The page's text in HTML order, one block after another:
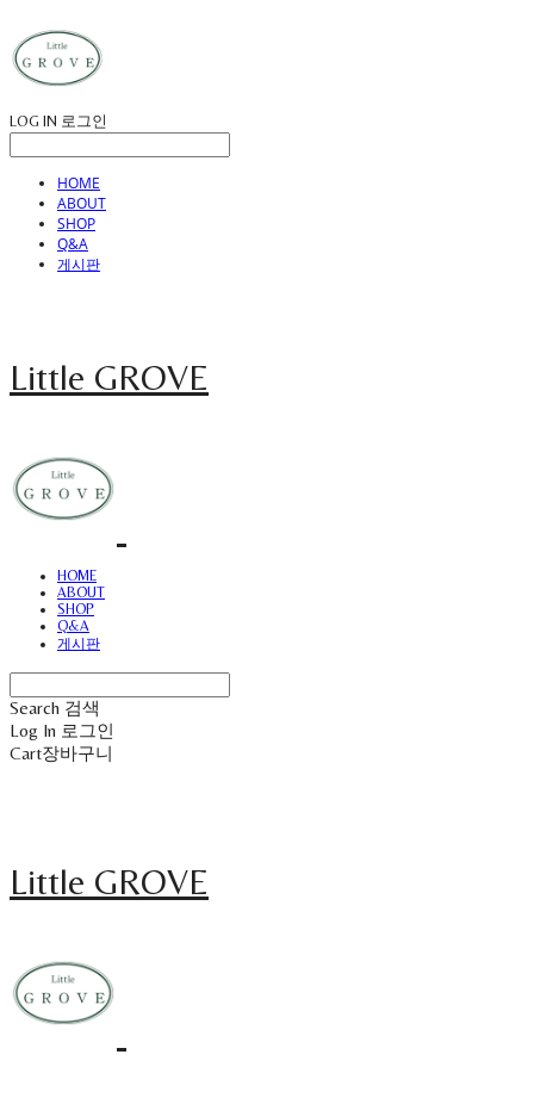
LOG IN 로그인
HOME
ABOUT
SHOP
Q&A
게시판
Little GROVE
HOME
ABOUT
SHOP
Q&A
게시판
Search 검색
Log In 로그인
Cart장바구니
Little GROVE